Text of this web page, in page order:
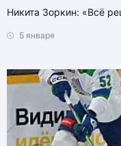
Никита Зоркин: «Всё
5 января